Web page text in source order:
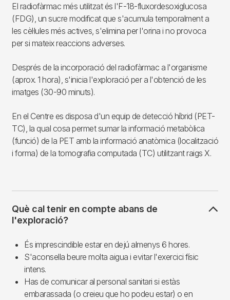
El radiofàrmac més utilitzat és l'F-18-fluxordesoxiglucosa
(FDG), un sucre modificat que s'acumula temporalment a
les cèl·lules més actives, s'elimina per l'orina i no provoca
per si mateix reaccions adverses.
Després de la incorporació del radiofàrmac a l'organisme
(aprox. 1 hora), s'inicia l'exploració per a l'obtenció de les
imatges (30-90 minuts).
En el Centre es disposa d'un equip de detecció híbrid (PET-
TC), la qual cosa permet sumar la informació metabòlica
(funció) de la PET amb la informació anatòmica (localització
i forma) de la tomografia computada (TC) utilitzant raigs X.
Què cal tenir en compte abans de
l'exploració?
És imprescindible estar en dejú almenys 6 hores.
S'aconsella beure molta aigua i evitar l'exercici físic
intens.
Has de comunicar al personal sanitari si estàs
embarassada (o creieu que ho podeu estar) o en